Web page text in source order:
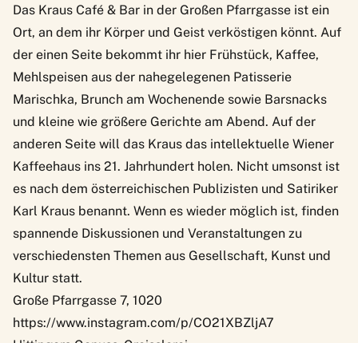
Das Kraus Café & Bar in der Großen Pfarrgasse ist ein
Ort, an dem ihr Körper und Geist verköstigen könnt. Auf
der einen Seite bekommt ihr hier Frühstück, Kaffee,
Mehlspeisen aus der nahegelegenen Patisserie
Marischka, Brunch am Wochenende sowie Barsnacks
und kleine wie größere Gerichte am Abend. Auf der
anderen Seite will das Kraus das intellektuelle Wiener
Kaffeehaus ins 21. Jahrhundert holen. Nicht umsonst ist
es nach dem österreichischen Publizisten und Satiriker
Karl Kraus benannt. Wenn es wieder möglich ist, finden
spannende Diskussionen und Veranstaltungen zu
verschiedensten Themen aus Gesellschaft, Kunst und
Kultur statt.
Große Pfarrgasse 7, 1020
https://www.instagram.com/p/CO21XBZljA7